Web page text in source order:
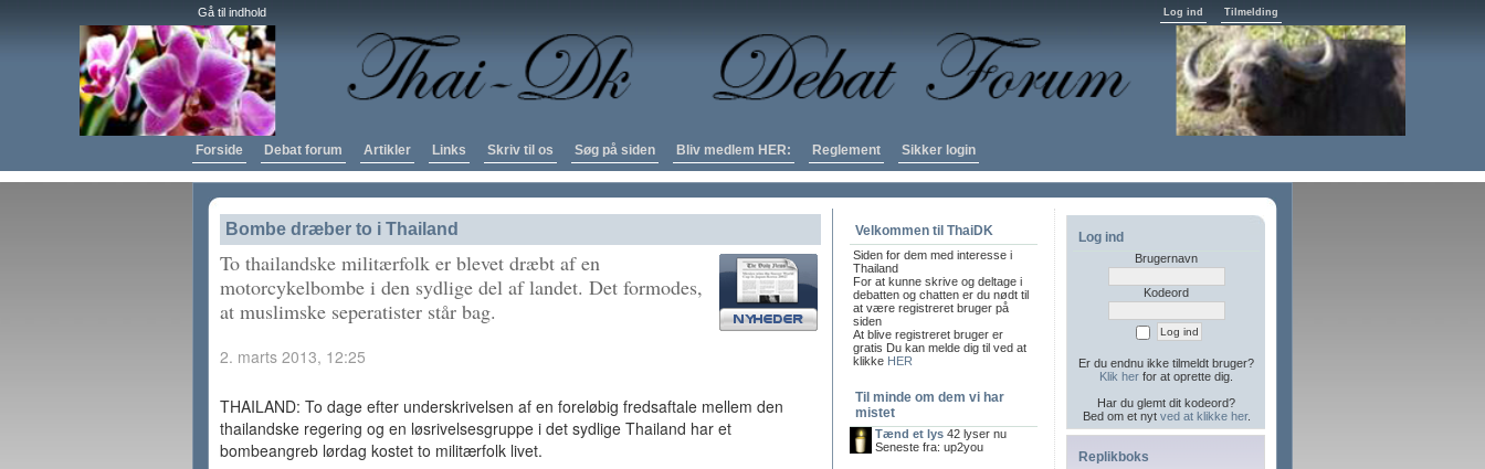
Gå til indhold Log ind Tilmelding
Forside Debat forum Artikler Links Skriv til os Søg på siden Bliv medlem HER: Reglement Sikker login
Bombe dræber to i Thailand
To thailandske militærfolk er blevet dræbt af en
motorcykelbombe i den sydlige del af landet. Det formodes,
at muslimske seperatister står bag.
2. marts 2013, 12:25
THAILAND: To dage efter underskrivelsen af en foreløbig fredsaftale mellem den
thailandske regering og en løsrivelsesgruppe i det sydlige Thailand har et
bombeangreb lørdag kostet to militærfolk livet.
Velkommen til ThaiDK
Siden for dem med interesse i
Thailand
For at kunne skrive og deltage i
debatten og chatten er du nødt til
at være registreret bruger på
siden
At blive registreret bruger er
gratis Du kan melde dig til ved at
klikke HER
Til minde om dem vi har
mistet
Tænd et lys 42 lyser nu
Seneste fra: up2you
Log ind
Brugernavn
Kodeord
Er du endnu ikke tilmeldt bruger?
Klik her for at oprette dig.
Har du glemt dit kodeord?
Bed om et nyt ved at klikke her.
Replikboks